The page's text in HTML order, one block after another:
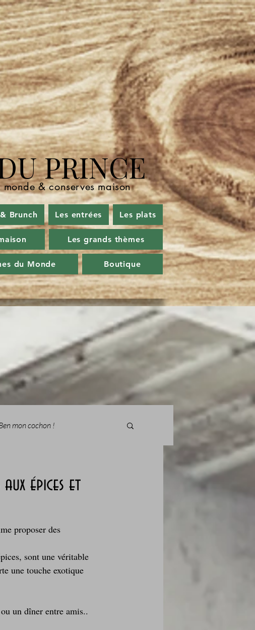
PRINCE
& conserves maison
Brunch Les entrées Les plats
Les grands thèmes
du Monde Boutique
mon cochon !
épices et
proposer des
sont une véritable
une touche exotique
un dîner entre amis..